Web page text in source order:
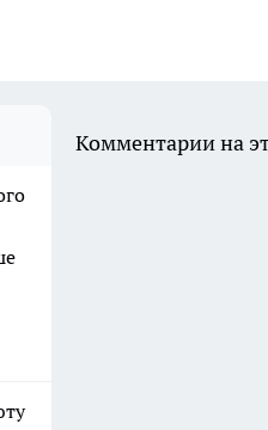
Комментарии на